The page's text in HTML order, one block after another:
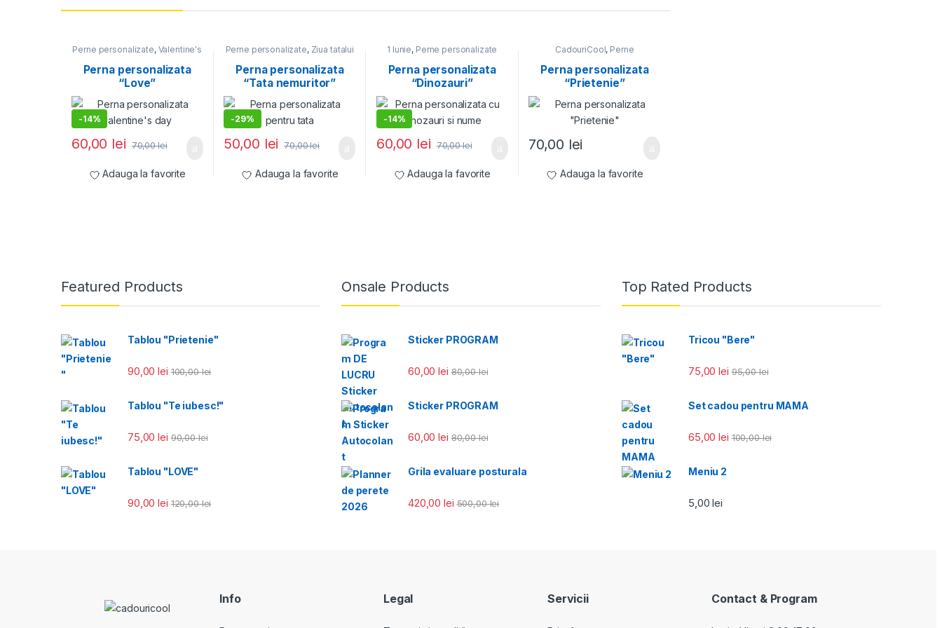
Perne personalizate, Valentine's
Perna personalizata
“Love”
-14%
60,00 lei 70,00lei
Adauga la favorite
Perne personalizate, Ziua tatalui
Perna personalizata
“Tata nemuritor”
-29%
50,00 lei 70,00lei
Adauga la favorite
1 Iunie, Perne personalizate
Perna personalizata
“Dinozauri”
-14%
60,00 lei 70,00lei
Adauga la favorite
CadouriCool, Perne
Perna personalizata
“Prietenie”
70,00 lei
Adauga la favorite
Featured Products
Tablou "Prietenie"
90,00lei 100,00lei
Tablou "Te iubesc!"
75,00lei 90,00lei
Tablou "LOVE"
90,00lei 120,00lei
Onsale Products
Sticker PROGRAM
60,00lei 80,00lei
Sticker PROGRAM
60,00lei 80,00lei
Grila evaluare posturala
420,00lei 500,00lei
Top Rated Products
Tricou "Bere"
75,00lei 95,00lei
Set cadou pentru MAMA
65,00lei 100,00lei
Meniu 2
5,00lei
Info Legal Servicii Contact & Program